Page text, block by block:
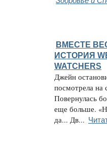
ВМЕСТЕ
ИСТОРИЯ
WATCHERS
Джейн
посмотрела на
Повернулась
еще больше.
да... Дв...